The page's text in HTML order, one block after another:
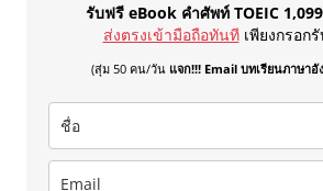
รับฟรี eBook คำศัพท์ TOEIC
ส่งตรงเข้ามือถือทันที เพียงกรอก
(สุ่ม 50 คน/วัน แจก!!! Email บทเรียนภาษาอั